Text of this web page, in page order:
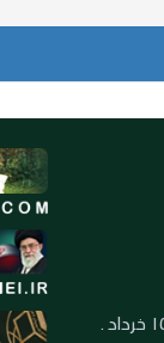
العنوان: ايران ـ قم ـ ميدان جهاد ـ بلوار ١٥ خرداد ـ